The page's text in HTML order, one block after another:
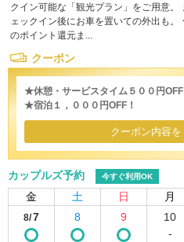
クイン可能な「観光プラン」をご用意
ェックイン後にお車を置いての外出も
のポイント還元ま...
クーポン
★休憩・サービスタイム５００円OFF
★宿泊１，０００円OFF！
クーポン内容
カップルズ予約 今すぐ利用OK
金 土 日 月
8/7 8 9
10
-